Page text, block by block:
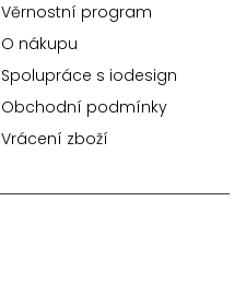
Věrnostní program
O nákupu
Spolupráce s iodesign
Obchodní podmínky
Vrácení zboží